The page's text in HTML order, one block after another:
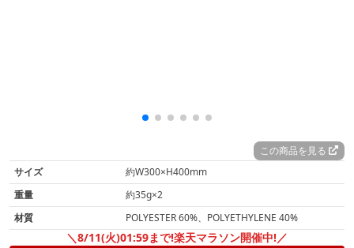
この商品を見る
サイズ
約W300×H400mm
重量
約35g×2
材質
POLYESTER 60%、POLYETHYLENE 40%
＼8/11(火)01:59まで!楽天マラソン開催中!／